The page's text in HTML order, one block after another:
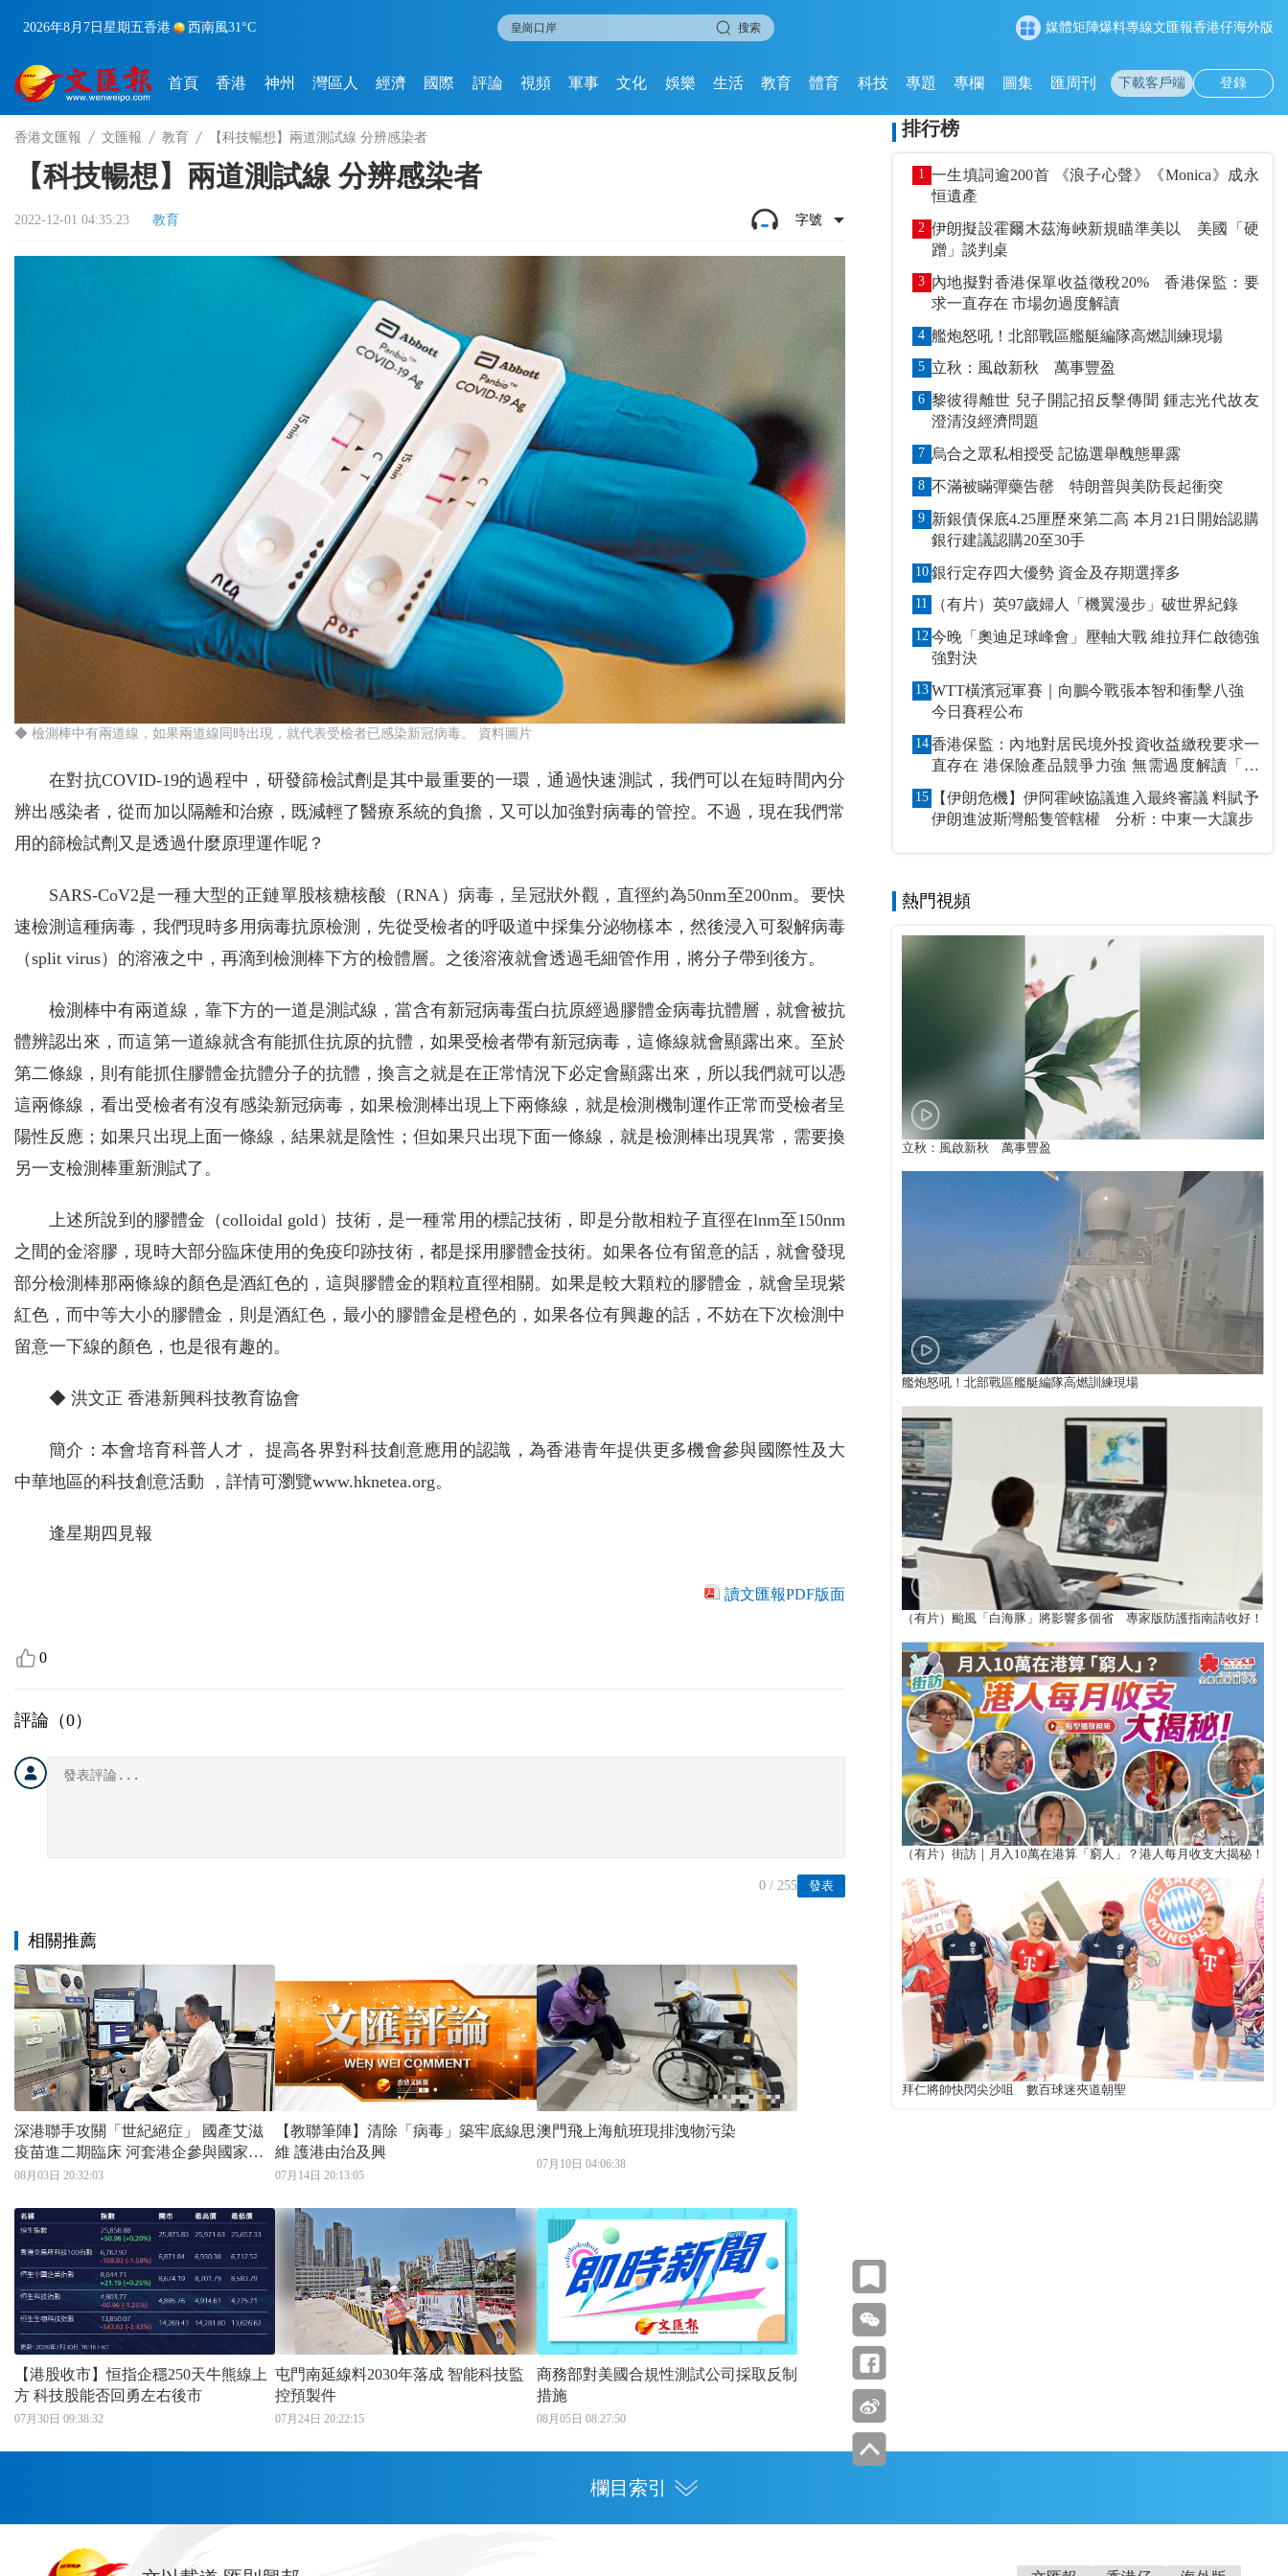
2026年8月7日 星期五香港 西南風31°C 搜索 媒體矩陣爆料專線文匯報香港仔海外版
首頁 香港 神州 灣區人 經濟 國際 評論 視頻 軍事 文化 娛樂 生活 教育 體育 科技 專題 專欄 圖集 匯周刊 下載客戶端 登錄
香港文匯報 文匯報 教育 【科技暢想】兩道測試線 分辨感染者
【科技暢想】兩道測試線 分辨感染者
2022-12-01 04:35:23 教育 字號
◆ 檢測棒中有兩道線，如果兩道線同時出現，就代表受檢者已感染新冠病毒。 資料圖片
在對抗COVID-19的過程中，研發篩檢試劑是其中最重要的一環，通過快速測試，我們可以在短時間內分
辨出感染者，從而加以隔離和治療，既減輕了醫療系統的負擔，又可以加強對病毒的管控。不過，現在我們常
用的篩檢試劑又是透過什麼原理運作呢？
SARS-CoV2是一種大型的正鏈單股核糖核酸（RNA）病毒，呈冠狀外觀，直徑約為50nm至200nm。要快
速檢測這種病毒，我們現時多用病毒抗原檢測，先從受檢者的呼吸道中採集分泌物樣本，然後浸入可裂解病毒
（split virus）的溶液之中，再滴到檢測棒下方的檢體層。之後溶液就會透過毛細管作用，將分子帶到後方。
檢測棒中有兩道線，靠下方的一道是測試線，當含有新冠病毒蛋白抗原經過膠體金病毒抗體層，就會被抗
體辨認出來，而這第一道線就含有能抓住抗原的抗體，如果受檢者帶有新冠病毒，這條線就會顯露出來。至於
第二條線，則有能抓住膠體金抗體分子的抗體，換言之就是在正常情況下必定會顯露出來，所以我們就可以憑
這兩條線，看出受檢者有沒有感染新冠病毒，如果檢測棒出現上下兩條線，就是檢測機制運作正常而受檢者呈
陽性反應；如果只出現上面一條線，結果就是陰性；但如果只出現下面一條線，就是檢測棒出現異常，需要換
另一支檢測棒重新測試了。
上述所說到的膠體金（colloidal gold）技術，是一種常用的標記技術，即是分散相粒子直徑在lnm至150nm
之間的金溶膠，現時大部分臨床使用的免疫印跡技術，都是採用膠體金技術。如果各位有留意的話，就會發現
部分檢測棒那兩條線的顏色是酒紅色的，這與膠體金的顆粒直徑相關。如果是較大顆粒的膠體金，就會呈現紫
紅色，而中等大小的膠體金，則是酒紅色，最小的膠體金是橙色的，如果各位有興趣的話，不妨在下次檢測中
留意一下線的顏色，也是很有趣的。
◆ 洪文正 香港新興科技教育協會
簡介：本會培育科普人才， 提高各界對科技創意應用的認識，為香港青年提供更多機會參與國際性及大
中華地區的科技創意活動 ，詳情可瀏覽www.hknetea.org。
逢星期四見報
讀文匯報PDF版面
0
評論（0）
發表
0 / 255
相關推薦
深港聯手攻關「世紀絕症」 國產艾滋
疫苗進二期臨床 河套港企參與國家科
技重大專項 成果與歐美頂尖藥企並行
08月03日 20:32:03
【教聯筆陣】清除「病毒」築牢底線思
維 護港由治及興
07月14日 20:13:05
澳門飛上海航班現排洩物污染
07月10日 04:06:38
【港股收市】恒指企穩250天牛熊線上
方 科技股能否回勇左右後市
07月30日 09:38:32
屯門南延線料2030年落成 智能科技監
控預製件
07月24日 20:22:15
商務部對美國合規性測試公司採取反制
措施
08月05日 08:27:50
排行榜
1 一生填詞逾200首 《浪子心聲》《Monica》成永
恒遺產
2 伊朗擬設霍爾木茲海峽新規瞄準美以 美國「硬
蹭」談判桌
3 內地擬對香港保單收益徵稅20% 香港保監：要
求一直存在 市場勿過度解讀
4 艦炮怒吼！北部戰區艦艇編隊高燃訓練現場
5 立秋：風啟新秋 萬事豐盈
6 黎彼得離世 兒子開記招反擊傳聞 鍾志光代故友
澄清沒經濟問題
7 烏合之眾私相授受 記協選舉醜態畢露
8 不滿被瞞彈藥告罄 特朗普與美防長起衝突
9 新銀債保底4.25厘歷來第二高 本月21日開始認購
銀行建議認購20至30手
10 銀行定存四大優勢 資金及存期選擇多
11 （有片）英97歲婦人「機翼漫步」破世界紀錄
12 今晚「奧迪足球峰會」壓軸大戰 維拉拜仁啟德強
強對決
13 WTT橫濱冠軍賽｜向鵬今戰張本智和衝擊八強
今日賽程公布
14 香港保監：內地對居民境外投資收益繳稅要求一
直存在 港保險產品競爭力強 無需過度解讀「保
單稅」
15
【伊朗危機】伊阿霍峽協議進入最終審議 料賦予
伊朗進波斯灣船隻管轄權 分析：中東一大讓步
熱門視頻
立秋：風啟新秋 萬事豐盈
艦炮怒吼！北部戰區艦艇編隊高燃訓練現場
（有片）颱風「白海豚」將影響多個省 專家版防護指南請收好！
（有片）街訪｜月入10萬在港算「窮人」？港人每月收支大揭秘！
拜仁將帥快閃尖沙咀 數百球迷夾道朝聖
欄目索引
首頁